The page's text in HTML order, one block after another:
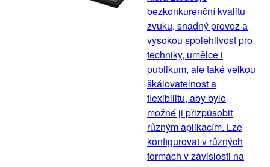
bezkonkurenční kvalitu
zvuku, snadný provoz a
vysokou spolehlivost pro
techniky, umělce i
publikum, ale také velkou
škálovatelnost a
flexibilitu, aby bylo
možné ji přizpůsobit
různým aplikacím. Lze
konfigurovat v různých
formách v závislosti na